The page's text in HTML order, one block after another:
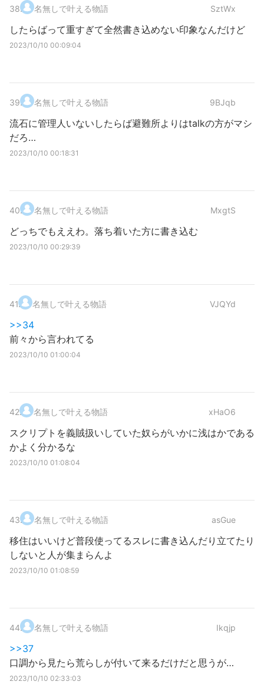
38. 名無しで叶える物語 SztWx
したらばって重すぎて全然書き込めない印象なんだけど
2023/10/10 00:09:04
39. 名無しで叶える物語 9BJqb
流石に管理人いないしたらば避難所よりはtalkの方がマシ
だろ…
2023/10/10 00:18:31
40. 名無しで叶える物語 MxgtS
どっちでもええわ。落ち着いた方に書き込む
2023/10/10 00:29:39
41. 名無しで叶える物語 VJQYd
>>34
前々から言われてる
2023/10/10 01:00:04
42. 名無しで叶える物語 xHaO6
スクリプトを義賊扱いしていた奴らがいかに浅はかである
かよく分かるな
2023/10/10 01:08:04
43. 名無しで叶える物語 asGue
移住はいいけど普段使ってるスレに書き込んだり立てたり
しないと人が集まらんよ
2023/10/10 01:08:59
44. 名無しで叶える物語 Ikqjp
>>37
口調から見たら荒らしが付いて来るだけだと思うが…
2023/10/10 02:33:03